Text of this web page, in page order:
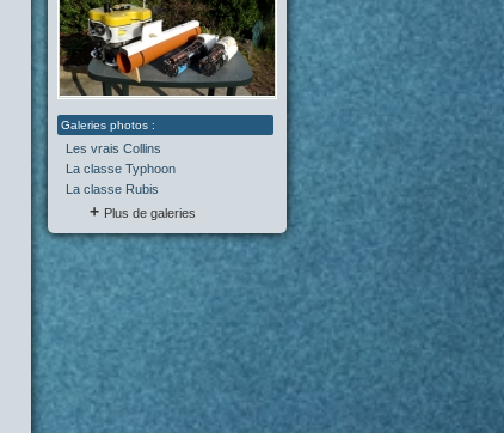
Les vrais Collins
La classe Typhoon
La classe Rubis
Plus de galeries